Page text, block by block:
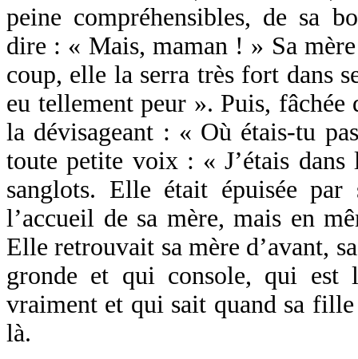
peine compréhensibles, de sa
dire : « Mais, maman ! » Sa
coup, elle la serra très fort dans
eu tellement peur ». Puis, fâchée
la dévisageant : « Où étais-tu
toute petite voix : « J’étais
sanglots. Elle était épuisée par
l’accueil de sa mère, mais en
Elle retrouvait sa mère d’avant,
gronde et qui console, qui est
vraiment et qui sait quand sa fille
là.